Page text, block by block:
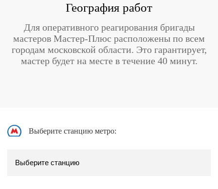
География работ
Для оперативного реагирования бригады
мастеров Мастер-Плюс расположены по всем
городам московской области. Это гарантирует,
мастер будет на месте в течение 40 минут.
Выберите станцию метро: